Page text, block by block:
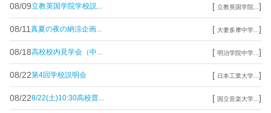
08/09立教英国学院学校説... [ 立教英国学院... ]
08/11 真夏の夜の納涼企画... [ 大妻多摩中学... ]
08/18高校校内見学会（中... [ 明治学院中学... ]
08/22第4回学校説明会 [ 日本工業大学... ]
08/228/22(土)10:30高校普... [ 国立音楽大学... ]